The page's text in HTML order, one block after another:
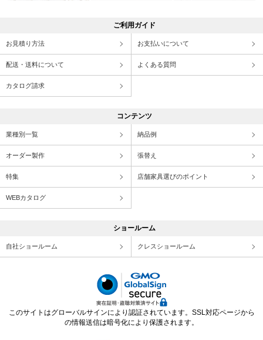
ご利用ガイド
お見積り方法 お支払いについて
配送・送料について よくある質問
カタログ請求
コンテンツ
業種別一覧 納品例
オーダー製作 張替え
特集 店舗家具選びのポイント
WEBカタログ
ショールーム
自社ショールーム クレスショールーム
このサイトはグローバルサインにより認証されています。SSL対応ページから
の情報送信は暗号化により保護されます。